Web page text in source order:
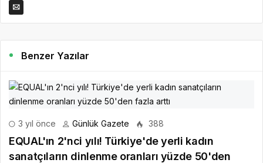
Benzer Yazılar
3 yıl önce Günlük Gazete 388
EQUAL'ın 2'nci yılı! Türkiye'de yerli kadın
sanatçıların dinlenme oranları yüzde 50'den